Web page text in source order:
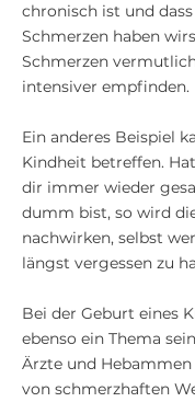
chronisch ist und
Schmerzen haben
Schmerzen
intensiver empfinden.
Ein anderes Beispiel
Kindheit betreffen.
dir immer wieder
dumm bist, so wird
nachwirken, selbst
längst vergessen zu
Bei der Geburt eines
ebenso ein Thema
Ärzte und
von schmerzhaften